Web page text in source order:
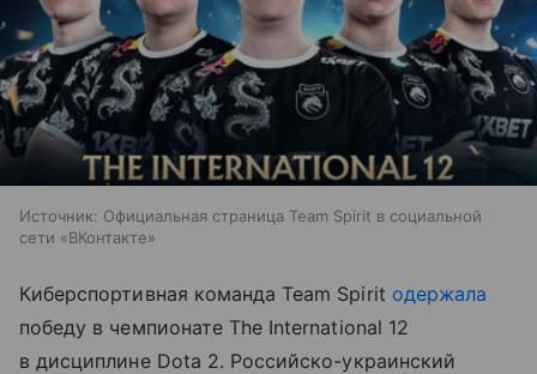
Источник: Официальная страница Team Spirit в социальной
сети «ВКонтакте»
Киберспортивная команда Team Spirit одержала
победу в чемпионате The International 12
в дисциплине Dota 2. Российско-украинский